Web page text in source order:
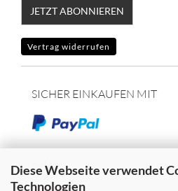
Diese Webseite verwendet
Technologien
JETZT ABONNIEREN
Vertrag widerrufen
SICHER EINKAUFEN MIT
oder